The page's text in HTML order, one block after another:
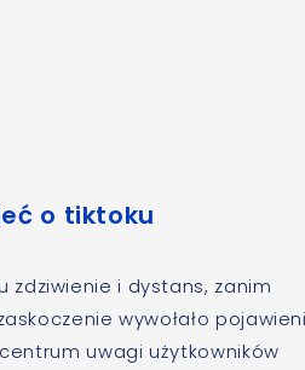
o tiktoku
zdziwienie i dystans, zanim
wywołało
uwagi użytkowników